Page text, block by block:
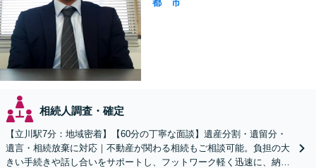
都 市
相続人調査・確定
【立川駅7分：地域密着】【60分の丁寧な面談】遺産分割・遺留分・
遺言・相続放棄に対応｜不動産が関わる相続もご相談可能。負担の大
きい手続きや話し合いをサポートし、フットワーク軽く迅速に、納得